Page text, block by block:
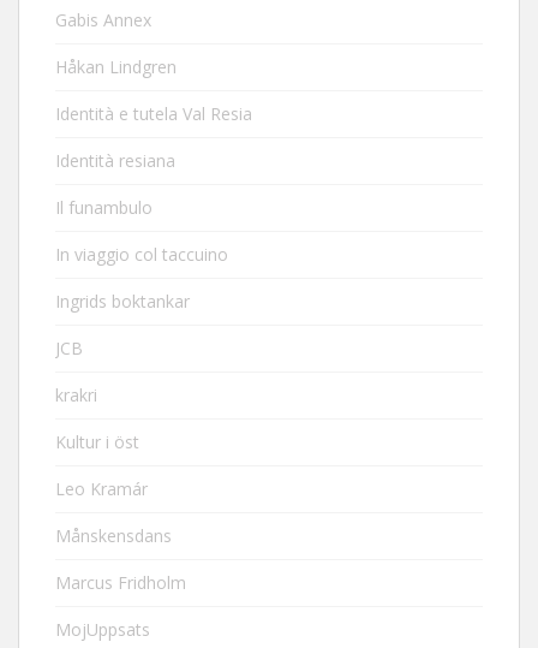
Gabis Annex
Håkan Lindgren
Identità e tutela Val Resia
Identità resiana
Il funambulo
In viaggio col taccuino
Ingrids boktankar
JCB
krakri
Kultur i öst
Leo Kramár
Månskensdans
Marcus Fridholm
MojUppsats